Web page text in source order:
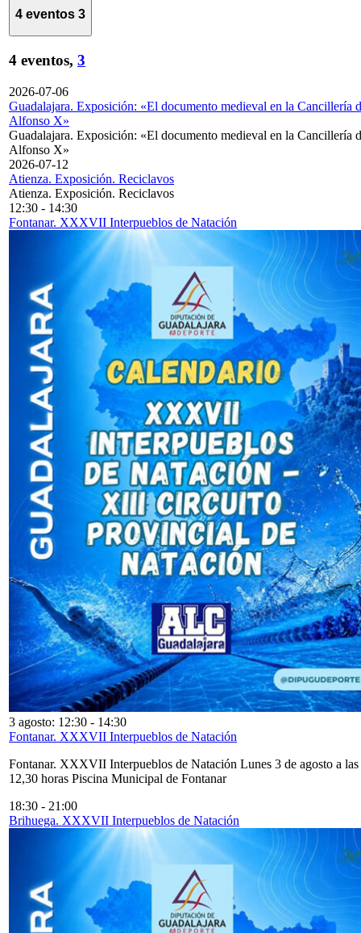
4 eventos 3
4 eventos, 3
2026-07-06
Guadalajara. Exposición: «El documento medieval en la Cancillería
Alfonso X»
Guadalajara. Exposición: «El documento medieval en la Cancillería
Alfonso X»
2026-07-12
Atienza. Exposición. Reciclavos
Atienza. Exposición. Reciclavos
12:30 - 14:30
Fontanar. XXXVII Interpueblos de Natación
3 agosto: 12:30 - 14:30
Fontanar. XXXVII Interpueblos de Natación
Fontanar. XXXVII Interpueblos de Natación Lunes 3 de agosto a las
12,30 horas Piscina Municipal de Fontanar
18:30 - 21:00
Brihuega. XXXVII Interpueblos de Natación